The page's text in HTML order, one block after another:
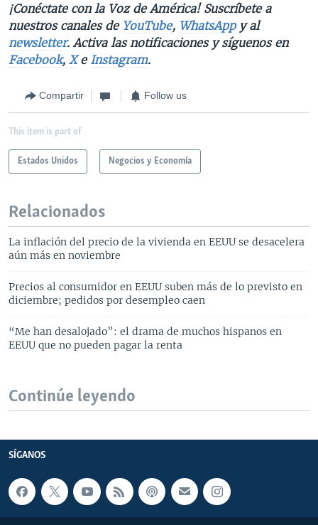
¡Conéctate con la Voz de América! Suscríbete a
nuestros canales de YouTube, WhatsAppy al
newsletter. Activa las notificaciones y síguenos en
Facebook, Xe Instagram.
Compartir Follow us
This item is part of
Estados Unidos Negocios y Economía
Relacionados
La inflación del precio de la vivienda en EEUU se desacelera
aún más en noviembre
Precios al consumidor en EEUU suben más de lo previsto en
diciembre; pedidos por desempleo caen
“Me han desalojado”: el drama de muchos hispanos en
EEUU que no pueden pagar la renta
Continúe leyendo
SÍGANOS